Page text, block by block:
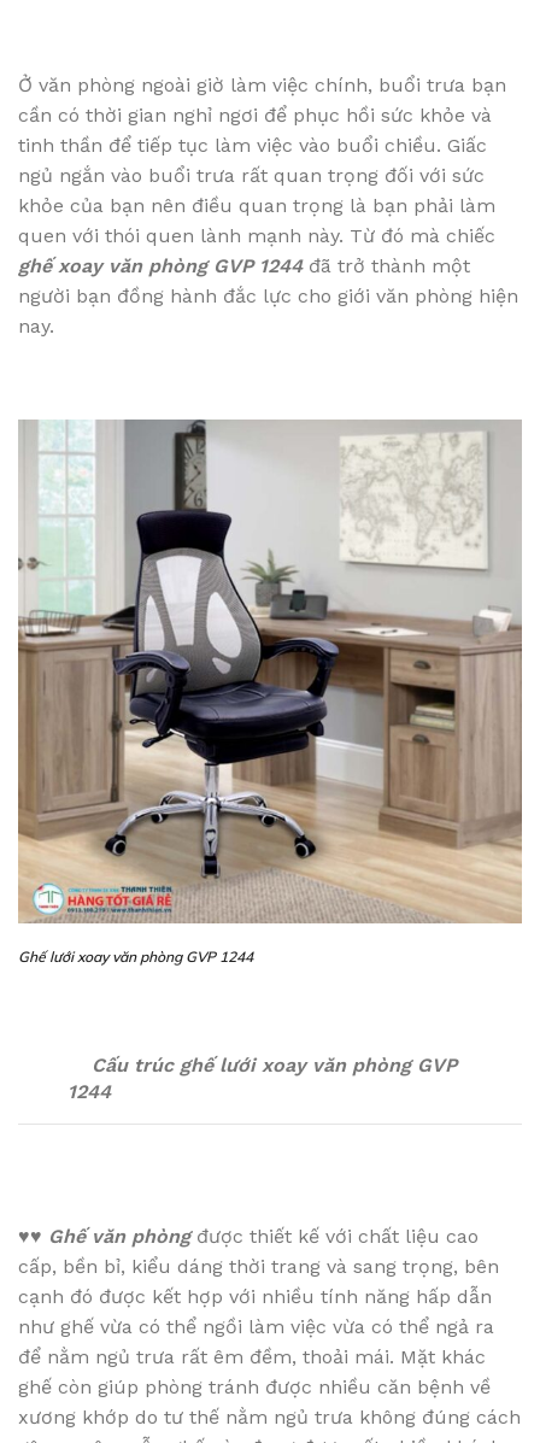
Ở văn phòng ngoài giờ làm việc chính, buổi trưa bạn
cần có thời gian nghỉ ngơi để phục hồi sức khỏe và
tinh thần để tiếp tục làm việc vào buổi chiều. Giấc
ngủ ngắn vào buổi trưa rất quan trọng đối với sức
khỏe của bạn nên điều quan trọng là bạn phải làm
quen với thói quen lành mạnh này. Từ đó mà chiếc
ghế xoay văn phòng GVP 1244đã trở thành một
người bạn đồng hành đắc lực cho giới văn phòng hiện
nay.
Ghế lưới xoay văn phòng GVP 1244
Cấu trúc ghế lưới xoay văn phòng GVP
1244
♥♥ Ghế văn phòngđược thiết kế với chất liệu cao
cấp, bền bỉ, kiểu dáng thời trang và sang trọng, bên
cạnh đó được kết hợp với nhiều tính năng hấp dẫn
như ghế vừa có thể ngồi làm việc vừa có thể ngả ra
để nằm ngủ trưa rất êm đềm, thoải mái. Mặt khác
ghế còn giúp phòng tránh được nhiều căn bệnh về
xương khớp do tư thế nằm ngủ trưa không đúng cách